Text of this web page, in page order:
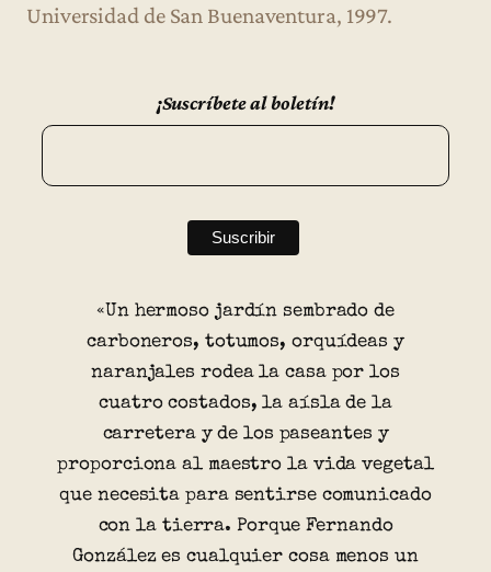
Universidad de San Buenaventura, 1997.
¡Suscríbete al boletín!
«Un hermoso jardín sembrado de
carboneros, totumos, orquídeas y
naranjales rodea la casa por los
cuatro costados, la aísla de la
carretera y de los paseantes y
proporciona al maestro la vida vegetal
que necesita para sentirse comunicado
con la tierra. Porque Fernando
González es cualquier cosa menos un